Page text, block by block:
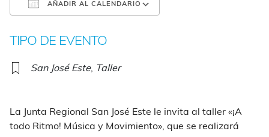
AÑADIR AL CALENDARIO
TIPO DE EVENTO
San José Este, Taller
La Junta Regional San José Este le invita al taller «¡A
todo Ritmo! Música y Movimiento», que se realizará